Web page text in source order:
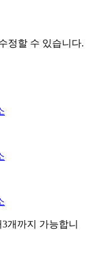
정할 수 있습니다.
개까지 가능합니